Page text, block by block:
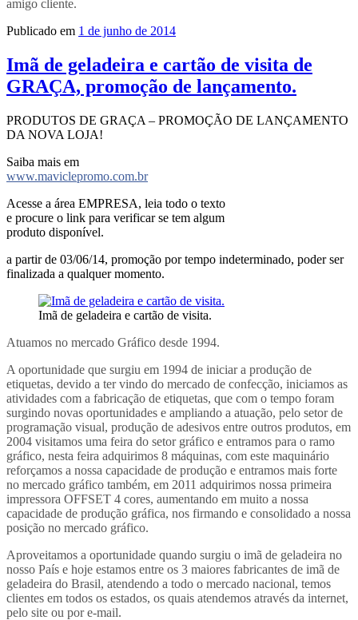
amigo cliente.
Publicado em 1 de junho de 2014
Imã de geladeira e cartão de visita de
GRAÇA, promoção de lançamento.
PRODUTOS DE GRAÇA – PROMOÇÃO DE LANÇAMENTO
DA NOVA LOJA!
Saiba mais em
www.maviclepromo.com.br
Acesse a área EMPRESA, leia todo o texto
e procure o link para verificar se tem algum
produto disponível.
a partir de 03/06/14, promoção por tempo indeterminado, poder ser
finalizada a qualquer momento.
Imã de geladeira e cartão de visita.
Atuamos no mercado Gráfico desde 1994.
A oportunidade que surgiu em 1994 de iniciar a produção de
etiquetas, devido a ter vindo do mercado de confecção, iniciamos as
atividades com a fabricação de etiquetas, que com o tempo foram
surgindo novas oportunidades e ampliando a atuação, pelo setor de
programação visual, produção de adesivos entre outros produtos, em
2004 visitamos uma feira do setor gráfico e entramos para o ramo
gráfico, nesta feira adquirimos 8 máquinas, com este maquinário
reforçamos a nossa capacidade de produção e entramos mais forte
no mercado gráfico também, em 2011 adquirimos nossa primeira
impressora OFFSET 4 cores, aumentando em muito a nossa
capacidade de produção gráfica, nos firmando e consolidado a nossa
posição no mercado gráfico.
Aproveitamos a oportunidade quando surgiu o imã de geladeira no
nosso País e hoje estamos entre os 3 maiores fabricantes de imã de
geladeira do Brasil, atendendo a todo o mercado nacional, temos
clientes em todos os estados, os quais atendemos através da internet,
pelo site ou por e-mail.